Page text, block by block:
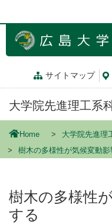
ン
サイトマップ
大学院先進理工系
Home
大学院先進理
樹木の多様性が気候変動
樹木の多様性
する